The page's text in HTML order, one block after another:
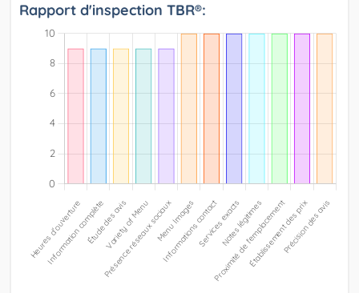
Rapport d'inspection TBR®: